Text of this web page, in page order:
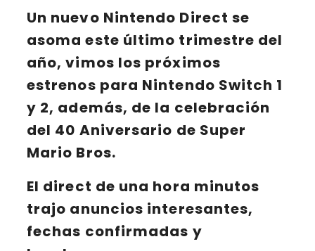
Un nuevo Nintendo Direct se
asoma este último trimestre del
año, vimos los próximos
estrenos para Nintendo Switch 1
y 2, además, de la celebración
del 40 Aniversario de Super
Mario Bros.
El direct de una hora minutos
trajo anuncios interesantes,
fechas confirmadas y